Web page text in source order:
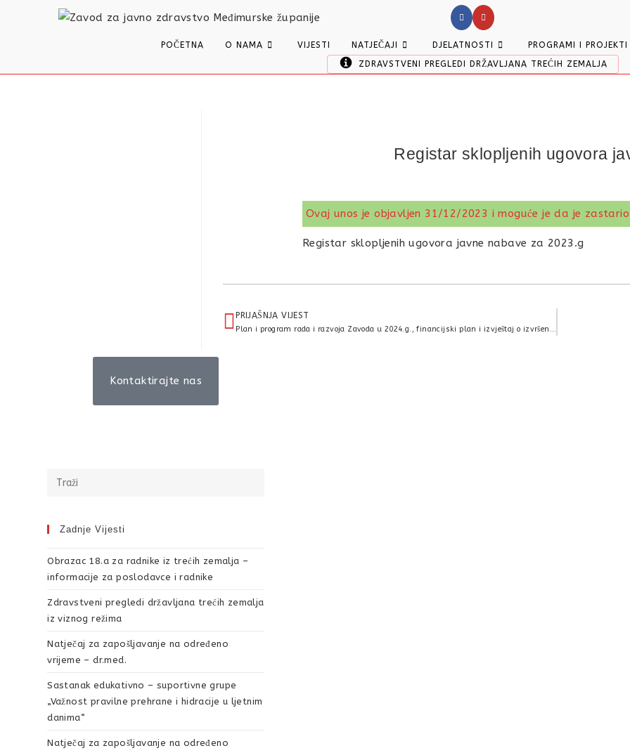
POČETNA O NAMA VIJESTI NATJEČAJI DJELATNOSTI PROGRAMI I PROJEKTI
ZDRAVSTVENI PREGLEDI DRŽAVLJANA TREĆIH ZEMALJA
Registar sklopljenih ugovora
Ovaj unos je objavljen 31/12/2023 i moguće je da je
Registar sklopljenih ugovora javne nabave za 2023.g
PRIJAŠNJA VIJEST
Plan i program rada i razvoja Zavoda u 2024.g., financijski plan i izvještaj o izvršenju financijskog plana
Kontaktirajte nas
Zadnje Vijesti
Obrazac 18.a za radnike iz trećih zemalja –
informacije za poslodavce i radnike
Zdravstveni pregledi državljana trećih zemalja
iz viznog režima
Natječaj za zapošljavanje na određeno
vrijeme – dr.med.
Sastanak edukativno – suportivne grupe
„Važnost pravilne prehrane i hidracije u ljetnim
danima“
Natječaj za zapošljavanje na određeno